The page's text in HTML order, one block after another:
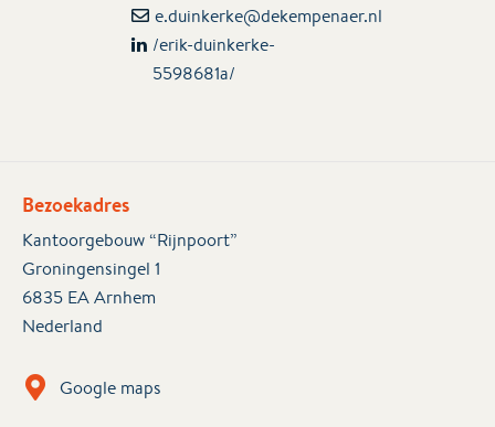
e.duinkerke@dekempenaer.nl
/erik-duinkerke-
5598681a/
Bezoekadres
Kantoorgebouw “Rijnpoort”
Groningensingel 1
6835 EA Arnhem
Nederland
Google maps